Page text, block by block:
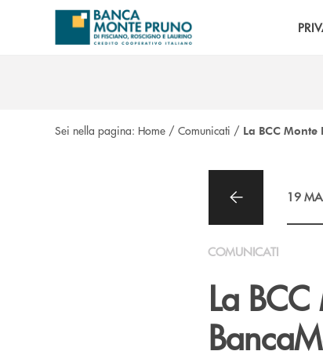
Salta al contenuto principale
Sei nella pagina: Home / Comunicati / La BCC
19
COMUNICATI
La